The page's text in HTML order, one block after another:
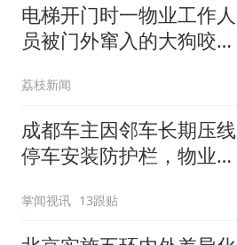
电梯开门时一物业工作人
员被门外窜入的大狗咬
疗，派出所已介入
荔枝新闻
成都车主因邻车长期压线
停车安装防护栏，物业回
掌闻视讯 13跟贴